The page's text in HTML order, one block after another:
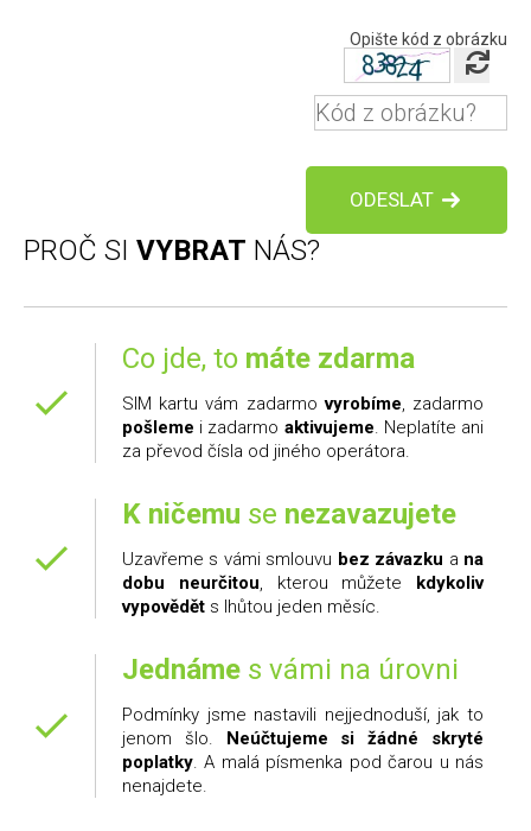
Opište kód z obrázku
PROČ SI VYBRAT NÁS?
Co jde, to máte zdarma
SIM kartu vám zadarmovyrobíme, zadarmo
pošleme i zadarmo aktivujeme. Neplatíte ani
za převod čísla od jiného operátora.
K ničemu se nezavazujete
Uzavřeme s vámi smlouvu bez závazku a na
dobu neurčitou, kterou můžete kdykoliv
vypovědět s lhůtou jeden měsíc.
Jednáme s vámi na úrovni
Podmínky jsme nastavili nejjednoduší, jak to
jenom šlo. Neúčtujeme si žádné skryté
poplatky. A malá písmenka pod čarou u nás
nenajdete.